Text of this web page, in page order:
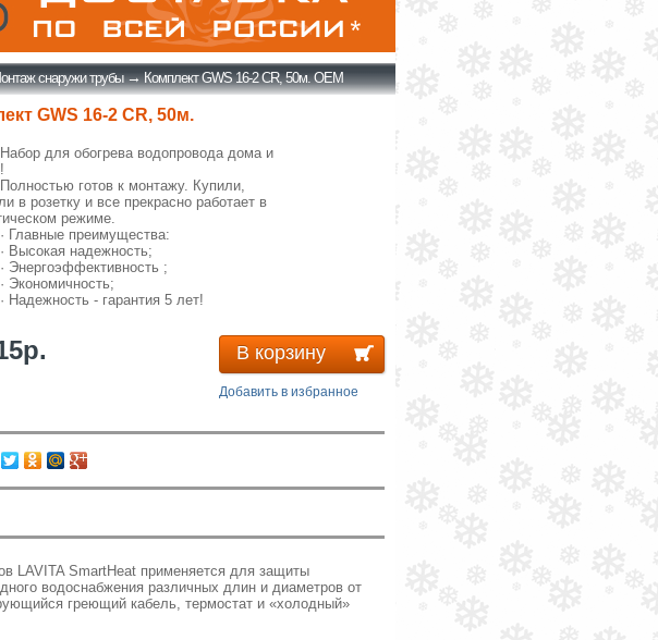
снаружи трубы→Комплект GWS 16-2 CR, 50м. ОЕМ
GWS 16-2 CR, 50м.
Набор для обогрева водопровода дома и
Полностью готов к монтажу. Купили,
в розетку и все прекрасно работает в
режиме.
· Главные преимущества:
· Высокая надежность;
· Энергоэффективность ;
· Экономичность;
· Надежность - гарантия 5 лет!
В корзину
Добавить в избранное
LAVITA SmartHeat применяется для защиты
водоснабжения различных длин и диаметров от
греющий кабель, термостат и «холодный»